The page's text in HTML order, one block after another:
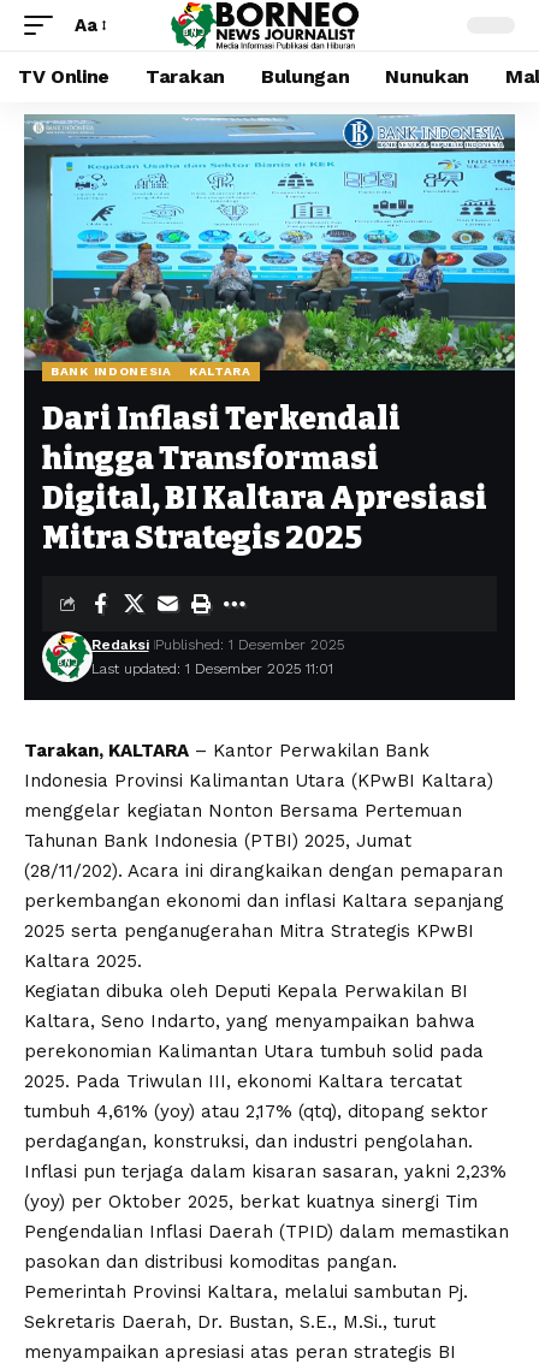
Aa
TV Online Tarakan Bulungan Nunukan
BANK INDONESIA KALTARA
Dari Inflasi Terkendali
hingga Transformasi
Digital, BI Kaltara Apresiasi
Mitra Strategis 2025
Last updated: 1 Desember 2025 11:01
Redaksi Published: 1 Desember 2025
Tarakan, KALTARA – Kantor Perwakilan Bank
Indonesia Provinsi Kalimantan Utara (KPwBI Kaltara)
menggelar kegiatan Nonton Bersama Pertemuan
Tahunan Bank Indonesia (PTBI) 2025, Jumat
(28/11/202). Acara ini dirangkaikan dengan pemaparan
perkembangan ekonomi dan inflasi Kaltara sepanjang
2025 serta penganugerahan Mitra Strategis KPwBI
Kaltara 2025.
Kegiatan dibuka oleh Deputi Kepala Perwakilan BI
Kaltara, Seno Indarto, yang menyampaikan bahwa
perekonomian Kalimantan Utara tumbuh solid pada
2025. Pada Triwulan III, ekonomi Kaltara tercatat
tumbuh 4,61% (yoy) atau 2,17% (qtq), ditopang sektor
perdagangan, konstruksi, dan industri pengolahan.
Inflasi pun terjaga dalam kisaran sasaran, yakni 2,23%
(yoy) per Oktober 2025, berkat kuatnya sinergi Tim
Pengendalian Inflasi Daerah (TPID) dalam memastikan
pasokan dan distribusi komoditas pangan.
Pemerintah Provinsi Kaltara, melalui sambutan Pj.
Sekretaris Daerah, Dr. Bustan, S.E., M.Si., turut
menyampaikan apresiasi atas peran strategis BI